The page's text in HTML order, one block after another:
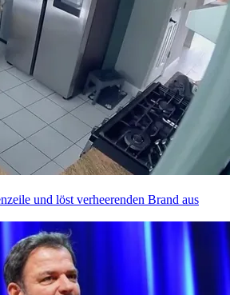
und löst verheerenden Brand aus